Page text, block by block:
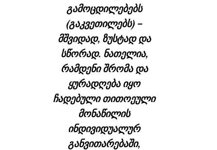
გამოცდილებებს
(გაკვეთილებს) –
მშვიდად, ზუსტად და
სწორად. ნათელია,
რამდენი შრომა და
ყურადღება იყო
ჩადებული თითოეული
მონაწილის
ინდივიდუალურ
განვითარებაში,